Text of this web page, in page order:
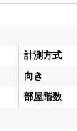
計測方式
向き
部屋階数